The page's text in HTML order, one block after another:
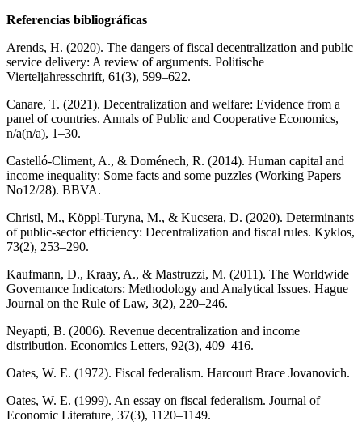
Referencias bibliográficas
Arends, H. (2020). The dangers of fiscal decentralization and public
service delivery: A review of arguments. Politische
Vierteljahresschrift, 61(3), 599–622.
Canare, T. (2021). Decentralization and welfare: Evidence from a
panel of countries. Annals of Public and Cooperative Economics,
n/a(n/a), 1–30.
Castelló-Climent, A., & Doménech, R. (2014). Human capital and
income inequality: Some facts and some puzzles (Working Papers
No12/28). BBVA.
Christl, M., Köppl‐Turyna, M., & Kucsera, D. (2020). Determinants
of public-sector efficiency: Decentralization and fiscal rules. Kyklos,
73(2), 253–290.
Kaufmann, D., Kraay, A., & Mastruzzi, M. (2011). The Worldwide
Governance Indicators: Methodology and Analytical Issues. Hague
Journal on the Rule of Law, 3(2), 220–246.
Neyapti, B. (2006). Revenue decentralization and income
distribution. Economics Letters, 92(3), 409–416.
Oates, W. E. (1972). Fiscal federalism. Harcourt Brace Jovanovich.
Oates, W. E. (1999). An essay on fiscal federalism. Journal of
Economic Literature, 37(3), 1120–1149.